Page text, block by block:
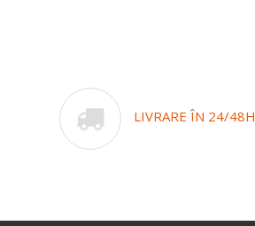
LIVRARE ÎN 24/48H